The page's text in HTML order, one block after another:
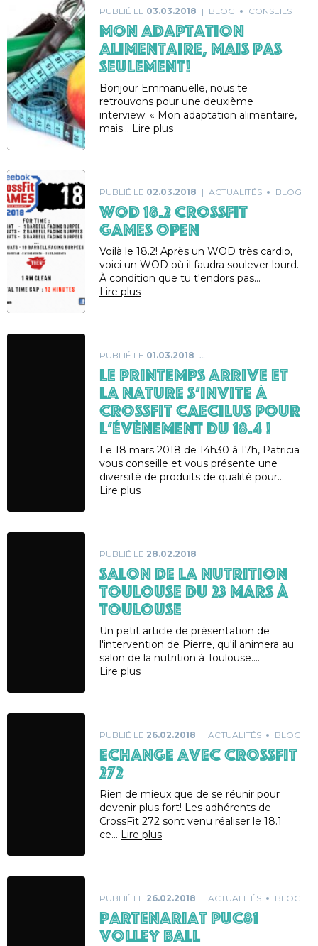
PUBLIÉ LE 03.03.2018 BLOG CONSEILS
Mon adaptation
alimentaire, mais pas
seulement!
Bonjour Emmanuelle, nous te
retrouvons pour une deuxième
interview: « Mon adaptation alimentaire,
mais… Lire plus
PUBLIÉ LE 02.03.2018 ACTUALITÉS BLOG
WOD 18.2 CrossFit
Games Open
Voilà le 18.2! Après un WOD très cardio,
voici un WOD où il faudra soulever lourd.
À condition que tu t'endors pas…
Lire plus
PUBLIÉ LE 01.03.2018
Le printemps arrive et
la nature s’invite à
CrossFit CAECILUS pour
l’évènement du 18.4 !
Le 18 mars 2018 de 14h30 à 17h, Patricia
vous conseille et vous présente une
diversité de produits de qualité pour…
Lire plus
PUBLIÉ LE 28.02.2018
SALON DE LA NUTRITION
TOULOUSE DU 23 MARS À
TOULOUSE
Un petit article de présentation de
l'intervention de Pierre, qu'il animera au
salon de la nutrition à Toulouse.…
Lire plus
PUBLIÉ LE 26.02.2018 ACTUALITÉS BLOG
Echange avec CrossFit
272
Rien de mieux que de se réunir pour
devenir plus fort! Les adhérents de
CrossFit 272 sont venu réaliser le 18.1
ce… Lire plus
PUBLIÉ LE 26.02.2018 ACTUALITÉS BLOG
Partenariat PUC81
Volley Ball